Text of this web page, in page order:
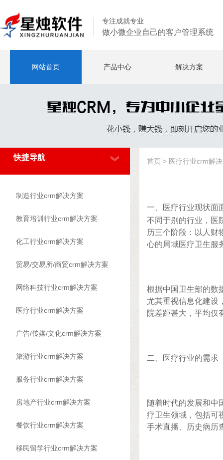
专注成就专业
做小微企业自己的客户管理系统
网站首页 产品中心 解决方案
快捷导航
制造行业crm解决方案
教育培训行业crm解决方案
化工行业crm解决方案
贸易/交易所/商贸crm解决方案
网络科技行业crm解决方案
医疗行业crm解决方案
广告/传媒/文化crm解决方案
旅游行业crm解决方案
服务行业crm解决方案
房地产行业crm解决方案
餐饮行业crm解决方案
移民留学行业crm解决方案
首页 > 医疗行业crm解
一、医疗行业现状面
不同于别的行业，医
历三个阶段：以人财
心的局域医疗卫生服
根据中国卫生部的数
尤其重视信息化建设
院差距甚大，平均仅
二、医疗行业的需求
随着时代的发展和中
疗卫生领域，包括可
手术直播、历史病历